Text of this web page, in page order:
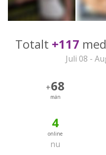
Totalt +117
Juli 08 -
+68
män
4
online
nu